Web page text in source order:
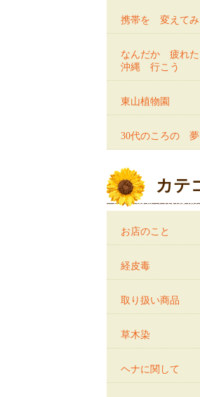
携帯を 変えてみ
なんだか 疲れ
沖縄 行こう
東山植物園
30代のころの 夢
カテ
お店のこと
経皮毒
取り扱い商品
草木染
ヘナに関して